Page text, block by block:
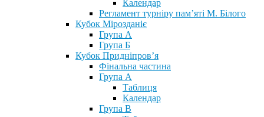
Календар
Регламент турніру пам’яті М. Білого
Кубок Мірозданіє
Група А
Група Б
Кубок Придніпров’я
Фінальна частина
Група А
Таблиця
Календар
Група В